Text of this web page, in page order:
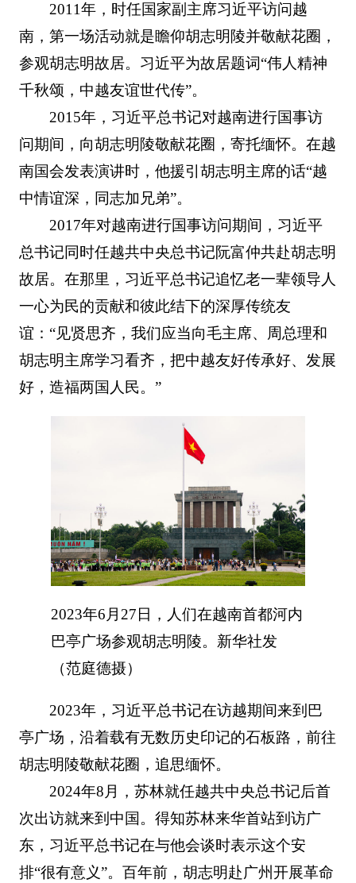
2011年，时任国家副主席习近平访问越
南，第一场活动就是瞻仰胡志明陵并敬献花圈，
参观胡志明故居。习近平为故居题词“伟人精神
千秋颂，中越友谊世代传”。
2015年，习近平总书记对越南进行国事访
问期间，向胡志明陵敬献花圈，寄托缅怀。在越
南国会发表演讲时，他援引胡志明主席的话“越
中情谊深，同志加兄弟”。
2017年对越南进行国事访问期间，习近平
总书记同时任越共中央总书记阮富仲共赴胡志明
故居。在那里，习近平总书记追忆老一辈领导人
一心为民的贡献和彼此结下的深厚传统友
谊：“见贤思齐，我们应当向毛主席、周总理和
胡志明主席学习看齐，把中越友好传承好、发展
好，造福两国人民。”
2023年6月27日，人们在越南首都河内
巴亭广场参观胡志明陵。新华社发
（范庭德摄）
2023年，习近平总书记在访越期间来到巴
亭广场，沿着载有无数历史印记的石板路，前往
胡志明陵敬献花圈，追思缅怀。
2024年8月，苏林就任越共中央总书记后首
次出访就来到中国。得知苏林来华首站到访广
东，习近平总书记在与他会谈时表示这个安
排“很有意义”。百年前，胡志明赴广州开展革命